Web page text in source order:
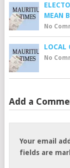
MEAN
No
LOCAL
No
Add a
Your email
fields are